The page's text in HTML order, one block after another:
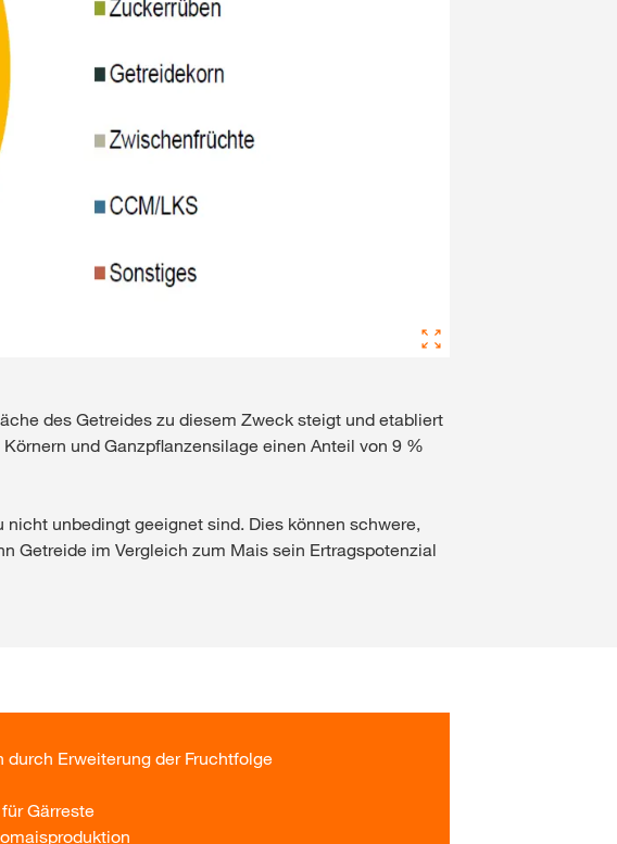
des Getreides zu diesem Zweck steigt und etabliert
und Ganzpflanzensilage einen Anteil von 9 %
unbedingt geeignet sind. Dies können schwere,
Getreide im Vergleich zum Mais sein Ertragspotenzial
Erweiterung der Fruchtfolge
Gärreste